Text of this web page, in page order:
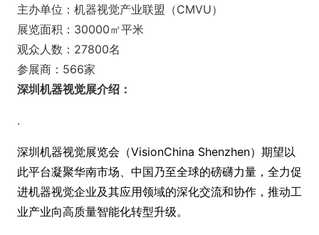
主办单位：机器视觉产业联盟（CMVU）
展览面积：30000㎡平米
观众人数：27800名
参展商：566家
深圳机器视觉展介绍：
.
深圳机器视觉展览会（VisionChina Shenzhen） 期望以
此平台凝聚华南市场、中国乃至全球的磅礴力量，全力促
进机器视觉企业及其应用领域的深化交流和协作，推动工
业产业向高质量智能化转型升级。